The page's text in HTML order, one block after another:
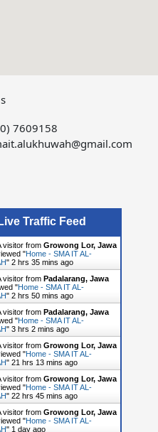
7609158
Traffic Feed
visitor from Growong Lor, Jawa
"Home - SMA IT AL-
" 2 hrs 35 mins ago
visitor from Padalarang, Jawa
"Home - SMA IT AL-
" 2 hrs 50 mins ago
visitor from Padalarang, Jawa
"Home - SMA IT AL-
" 3 hrs 2 mins ago
visitor from Growong Lor, Jawa
"Home - SMA IT AL-
" 21 hrs 13 mins ago
visitor from Growong Lor, Jawa
"Home - SMA IT AL-
" 22 hrs 45 mins ago
visitor from Growong Lor, Jawa
"Home - SMA IT AL-
" 1 day ago